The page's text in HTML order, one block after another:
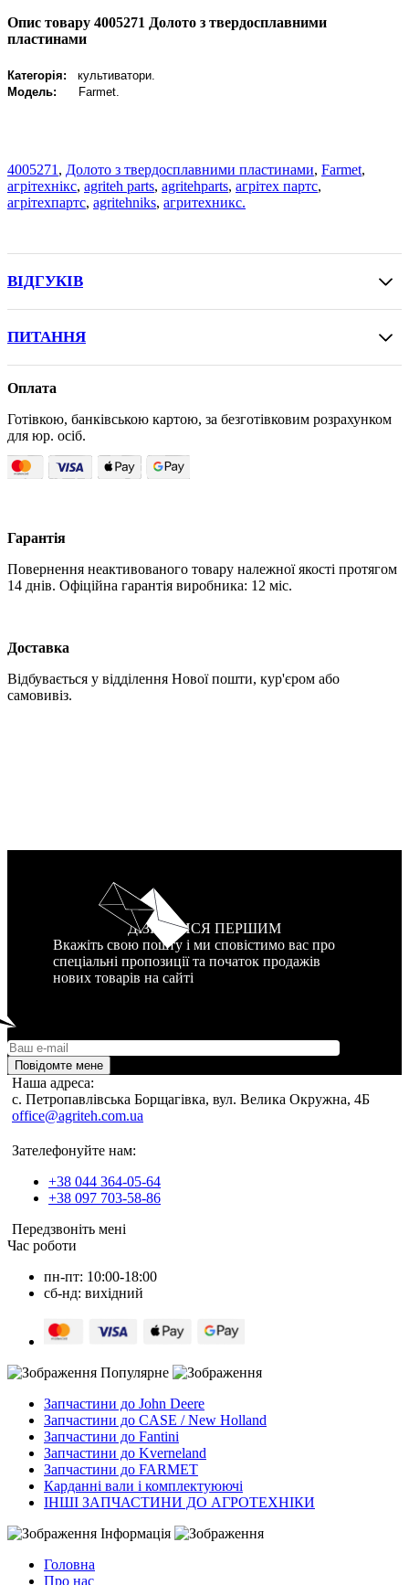
Опис товару 4005271 Долото з твердосплавними
пластинами
Категорія: культиватори.
Модель:
Farmet.
4005271, Долото з твердосплавними пластинами, Farmet,
агрітехнікс, agriteh parts, agritehparts, агрітех партс,
агрітехпартс, agritehniks, агритехникс.
ВІДГУКІВ
ПИТАННЯ
Оплата
Готівкою, банківською картою, за безготівковим розрахунком
для юр. осіб.
Гарантія
Повернення неактивованого товару належної якості протягом
14 днів. Офіційна гарантія виробника: 12 міс.
Доставка
Відбувається у відділення Нової пошти, кур'єром або
самовивіз.
ДІЗНАТИСЯ ПЕРШИМ
Вкажіть свою пошту і ми сповістимо вас про
спеціальні пропозиції та початок продажів
нових товарів на сайті
Повідомте мене
Наша адреса:
c. Петропавлівська Борщагівка, вул. Велика Окружна, 4Б
office@agriteh.com.ua
Зателефонуйте нам:
+38 044 364-05-64
+38 097 703-58-86
Передзвоніть мені
Час роботи
пн-пт: 10:00-18:00
сб-нд: вихідний
Популярне
Запчастини до John Deere
Запчастини до CASE / New Holland
Запчастини до Fantini
Запчастини до Kverneland
Запчастини до FARMET
Карданні вали і комплектуюючі
ІНШІ ЗАПЧАСТИНИ ДО АГРОТЕХНІКИ
Інформація
Головна
Про нас